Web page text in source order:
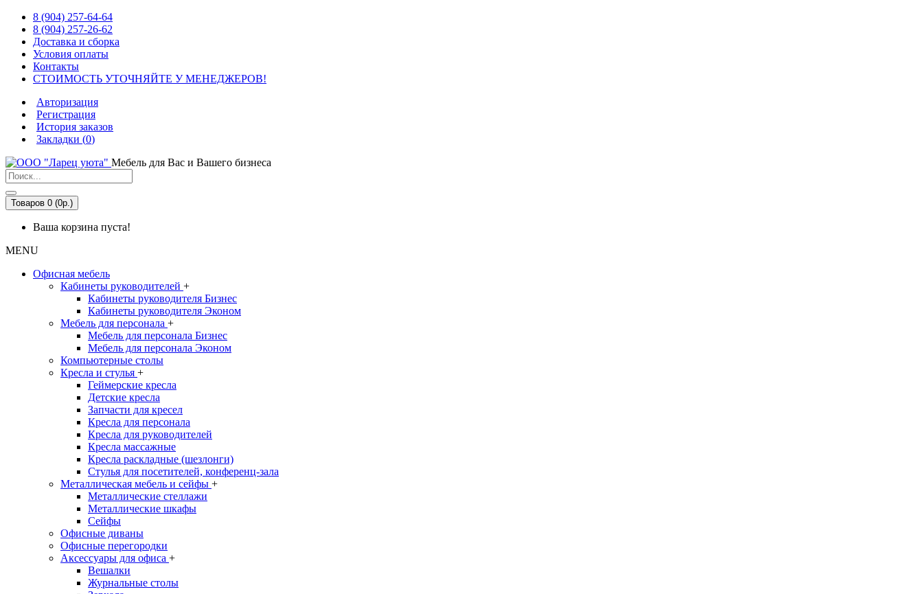
8 (904) 257-64-64
8 (904) 257-26-62
Доставка и сборка
Условия оплаты
Контакты
СТОИМОСТЬ УТОЧНЯЙТЕ У МЕНЕДЖЕРОВ!
Авторизация
Регистрация
История заказов
Закладки (0)
Мебель для Вас и Вашего бизнеса
Товаров 0 (0р.)
Ваша корзина пуста!
MENU
Офисная мебель
Кабинеты руководителей +
Кабинеты руководителя Бизнес
Кабинеты руководителя Эконом
Мебель для персонала +
Мебель для персонала Бизнес
Мебель для персонала Эконом
Компьютерные столы
Кресла и стулья +
Геймерские кресла
Детские кресла
Запчасти для кресел
Кресла для персонала
Кресла для руководителей
Кресла массажные
Кресла раскладные (шезлонги)
Стулья для посетителей, конференц-зала
Металлическая мебель и сейфы +
Металлические стеллажи
Металлические шкафы
Сейфы
Офисные диваны
Офисные перегородки
Аксессуары для офиса +
Вешалки
Журнальные столы